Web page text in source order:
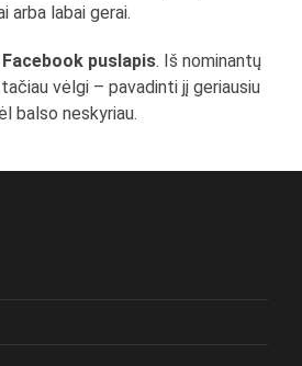
arba labai gerai.
puslapis. Iš nominantų
vėlgi – pavadinti jį geriausiu
balso neskyriau.